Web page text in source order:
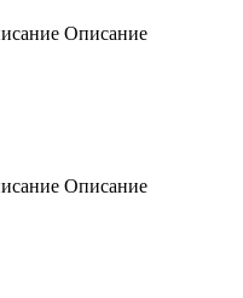
Oписание
Oписание